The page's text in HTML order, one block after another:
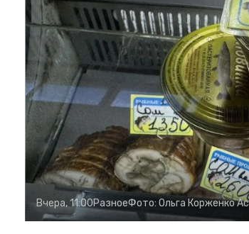
Вчера, 11:00РазноеФото: Ольга Корженко